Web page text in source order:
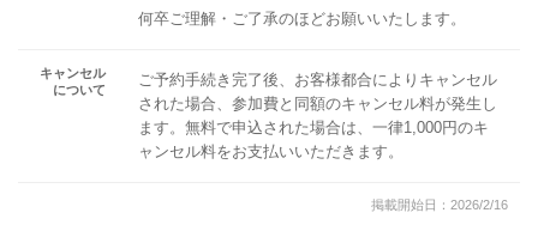
何卒ご理解・ご了承のほどお願いいたします。
キャンセル
について
ご予約手続き完了後、お客様都合によりキャンセル
された場合、参加費と同額のキャンセル料が発生し
ます。無料で申込された場合は、一律1,000円のキ
ャンセル料をお支払いいただきます。
掲載開始日：2026/2/16